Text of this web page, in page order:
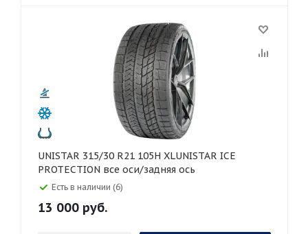
UNISTAR 315/30 R21 105H XLUNISTAR ICE
PROTECTION все оси/задняя ось
Есть в наличии (6)
13 000 руб.